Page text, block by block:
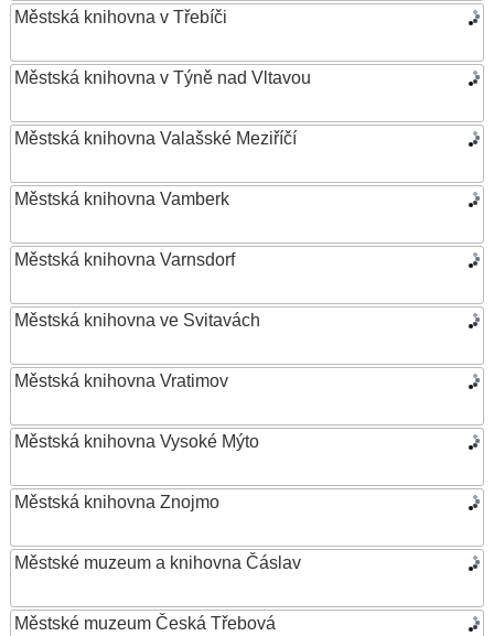
Městská knihovna v Třebíči
Městská knihovna v Týně nad Vltavou
Městská knihovna Valašské Meziříčí
Městská knihovna Vamberk
Městská knihovna Varnsdorf
Městská knihovna ve Svitavách
Městská knihovna Vratimov
Městská knihovna Vysoké Mýto
Městská knihovna Znojmo
Městské muzeum a knihovna Čáslav
Městské muzeum Česká Třebová